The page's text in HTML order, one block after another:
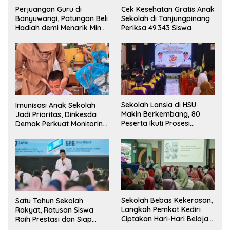
Perjuangan Guru di
Banyuwangi, Patungan Beli
Hadiah demi Menarik Minat
Cek Kesehatan Gratis Anak
Sekolah di Tanjungpinang
Periksa 49.343 Siswa
Imunisasi Anak Sekolah
Jadi Prioritas, Dinkesda
Demak Perkuat Monitoring
Sekolah Lansia di HSU
Makin Berkembang, 80
Peserta Ikuti Prosesi
Satu Tahun Sekolah
Rakyat, Ratusan Siswa
Raih Prestasi dan Siap
Sekolah Bebas Kekerasan,
Langkah Pemkot Kediri
Ciptakan Hari-Hari Belajar